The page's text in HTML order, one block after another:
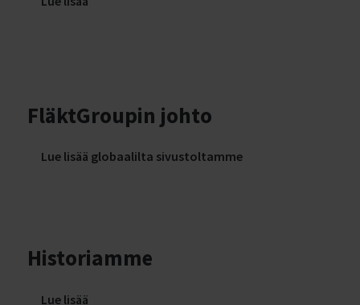
FläktGroupin johto
Lue lisää globaalilta sivustoltamme
Historiamme
Lue lisää